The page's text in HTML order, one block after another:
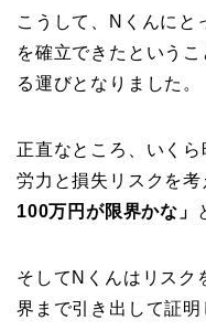
こうして、Nくんにと
を確立できたという
る運びとなりました。
正直なところ、いくら
労力と損失リスクを考
100万円が限界かな」
そしてNくんはリスク
界まで引き出して証明